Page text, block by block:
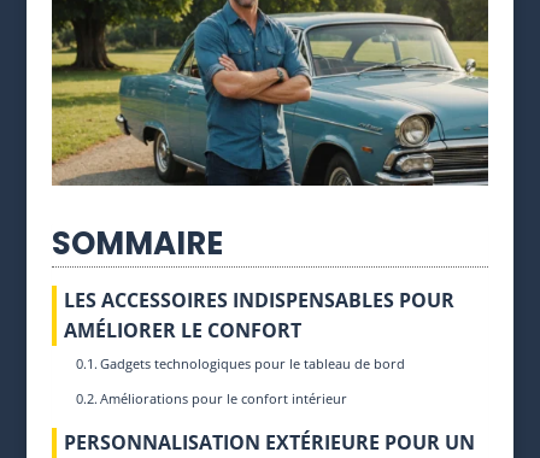
SOMMAIRE
LES ACCESSOIRES INDISPENSABLES POUR
AMÉLIORER LE CONFORT
Gadgets technologiques pour le tableau de bord
Améliorations pour le confort intérieur
PERSONNALISATION EXTÉRIEURE POUR UN